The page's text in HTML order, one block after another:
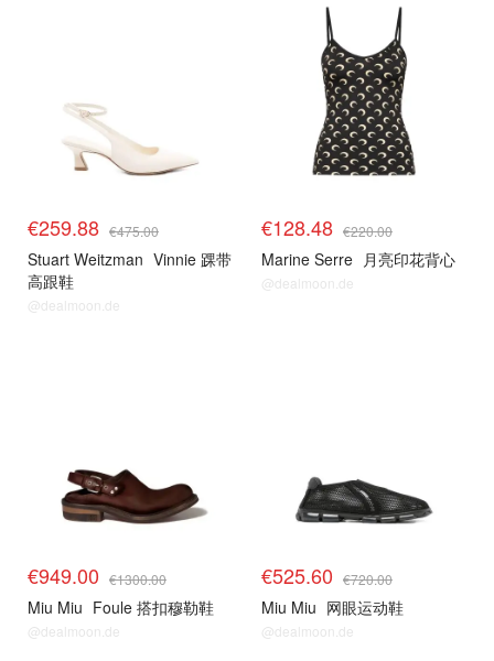
€259.88 €475.00
Stuart Weitzman Vinnie 踝带
高跟鞋
@dealmoon.de
€128.48 €220.00
Marine Serre 月亮印花背心
@dealmoon.de
€949.00 €1300.00
Miu Miu Foule 搭扣穆勒鞋
@dealmoon.de
€525.60 €720.00
Miu Miu 网眼运动鞋
@dealmoon.de